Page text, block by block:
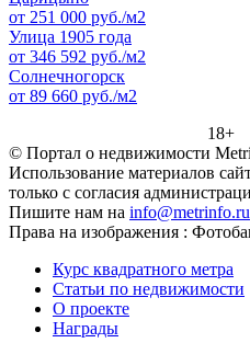
от 251 000 руб./м2
Улица 1905 года
от 346 592 руб./м2
Солнечногорск
от 89 660 руб./м2
18+
© Портал о недвижимости
Использование материалов
только с согласия
Пишите нам на info@metrinfo.ru
Права на изображения :
Курс квадратного метра
Статьи по недвижимости
О проекте
Награды